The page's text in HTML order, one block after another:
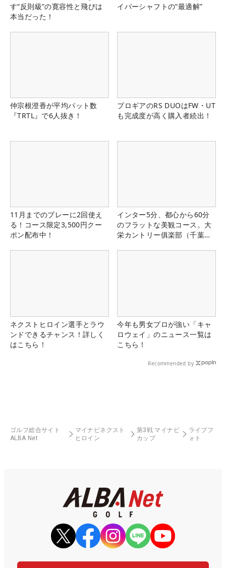
す“反則級”の寛容性と飛びは
本当だった！
イバーシャフトの“最適解”
仲宗根澄香が平均パット数
『TRTL』で6人抜き！
プロギアのRS DUOはFW・UT
も完成度が高く購入者続出！
11月までのプレーに2回使え
る！コース限定3,500円クー
ポン配布中！
インター5分、都心から60分
のフラットな美観コース。大
栄カントリー俱楽部（千葉
ネクストヒロイン選手とラウ
ンドできるチャンス！詳しく
はこちら！
今年も男女プロが強い「キャ
ロウェイ」のニュース一覧は
こちら！
Recommended by
ゴルフ総合サイト
ALBA Net
マイナビネクスト
ヒロイン
第3戦 マイナビ
カップ
ライブフ
ォト